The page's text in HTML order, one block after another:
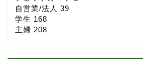
自営業/法人 39
学生 168
主婦 208